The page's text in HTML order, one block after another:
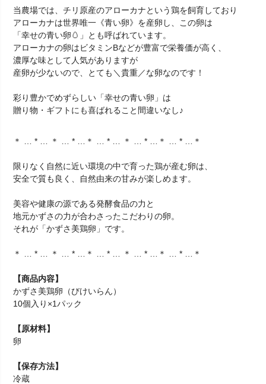
当農場では、チリ原産のアローカナという鶏を飼育しており
アローカナは世界唯一《青い卵》を産卵し、この卵は
「幸せの青い卵🥚」とも呼ばれています。
アローカナの卵はビタミンBなどが豊富で栄養価が高く、
濃厚な味として人気がありますが
産卵が少ないので、とても＼貴重／な卵なのです！
彩り豊かでめずらしい「幸せの青い卵」は
贈り物・ギフトにも喜ばれること間違いなし♪
＊ … * … ＊ … * …＊ … * … ＊ … * …＊ … * …＊
限りなく自然に近い環境の中で育った鶏が産む卵は、
安全で質も良く、自然由来の甘みが楽しめます。
美容や健康の源である発酵食品の力と
地元かずさの力が合わさったこだわりの卵。
それが「かずさ美鶏卵」です。
＊ … * … ＊ … * …＊ … * … ＊ … * …＊ … * …＊
【商品内容】
かずさ美鶏卵（びけいらん）
10個入り×1パック
【原材料】
卵
【保存方法】
冷蔵